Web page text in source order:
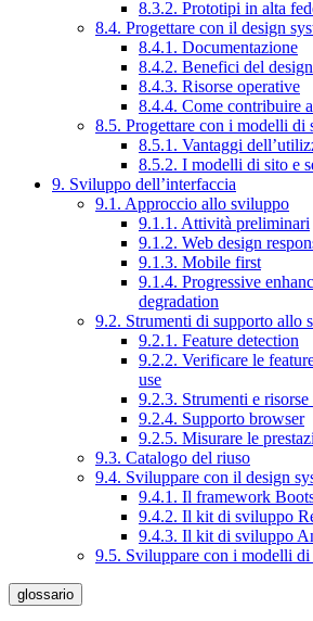
8.3.2. Prototipi in alta
8.4. Progettare con il design
8.4.1. Documentazione
8.4.2. Benefici del
8.4.3. Risorse operative
8.4.4. Come contribuire
8.5. Progettare con i modelli di
8.5.1. Vantaggi
8.5.2. I modelli di sito e
9. Sviluppo dell’interfaccia
9.1. Approccio allo sviluppo
9.1.1. Attività preliminari
9.1.2. Web design
9.1.3. Mobile first
9.1.4. Progressive
degradation
9.2. Strumenti di supporto allo
9.2.1. Feature detection
9.2.2. Verificare le
use
9.2.3. Strumenti e
9.2.4. Supporto browser
9.2.5. Misurare le
9.3. Catalogo del riuso
9.4. Sviluppare con il design
9.4.1. Il framework
9.4.2. Il kit di sviluppo
9.4.3. Il kit di sviluppo
9.5. Sviluppare con i modelli di
glossario